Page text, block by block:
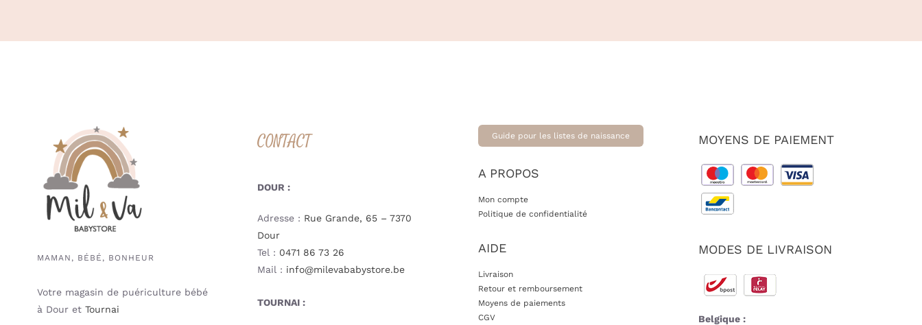
MAMAN, BÉBÉ, BONHEUR
Votre magasin de puériculture bébé
à Dour et Tournai
CONTACT
DOUR :
Adresse : Rue Grande, 65 – 7370
Dour
Tel : 0471 86 73 26
Mail : info@milevababystore.be
TOURNAI :
Guide pour les listes de naissance
A PROPOS
Mon compte
Politique de confidentialité
AIDE
Livraison
Retour et remboursement
Moyens de paiements
CGV
MOYENS DE PAIEMENT
MODES DE LIVRAISON
Belgique :